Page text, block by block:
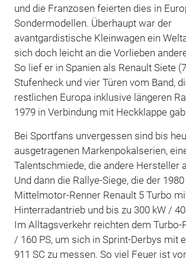
und die Franzosen feierten dies in
Sondermodellen. Überhaupt war der
avantgardistische Kleinwagen ein
sich doch leicht an die Vorlieben
So lief er in Spanien als Renault Siete
Stufenheck und vier Türen vom Band,
restlichen Europa inklusive längeren
1979 in Verbindung mit Heckklappe gab.
Bei Sportfans unvergessen sind bis
ausgetragenen Markenpokalserien,
Talentschmiede, die andere Hersteller
Und dann die Rallye-Siege, die der
Mittelmotor-Renner Renault 5 Turbo
Hinterradantrieb und bis zu 300 kW /
Im Alltagsverkehr reichten dem Turbo-
/ 160 PS, um sich in Sprint-Derbys mit
911 SC zu messen. So viel Feuer ist